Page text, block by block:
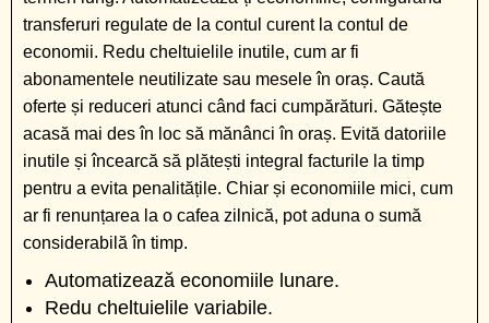
transferuri regulate de la contul curent la contul de
economii. Redu cheltuielile inutile, cum ar fi
abonamentele neutilizate sau mesele în oraș. Caută
oferte și reduceri atunci când faci cumpărături. Gătește
acasă mai des în loc să mănânci în oraș. Evită datoriile
inutile și încearcă să plătești integral facturile la timp
pentru a evita penalitățile. Chiar și economiile mici, cum
ar fi renunțarea la o cafea zilnică, pot aduna o sumă
considerabilă în timp.
Automatizează economiile lunare.
Redu cheltuielile variabile.